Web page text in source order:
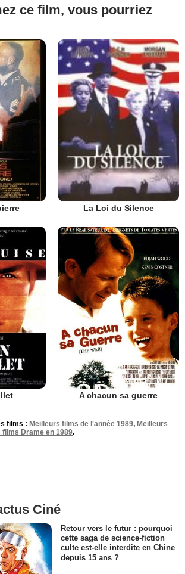
ce film, vous pourriez
La Loi du Silence
A chacun sa guerre
films : Meilleurs films de l'année 1989, Meilleurs
films Drame en 1989.
Ciné
Retour vers le futur : pourquoi
cette saga de science-fiction
culte est-elle interdite en Chine
depuis 15 ans ?